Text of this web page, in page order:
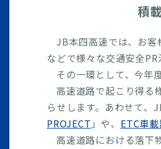
積
JB本四高速では、お
などで様々な交通安全PR
その一環として、今年
高速道路で起こり得る
らせします。あわせて、
PROJECT 」や、 ETC車
高速道路における落下